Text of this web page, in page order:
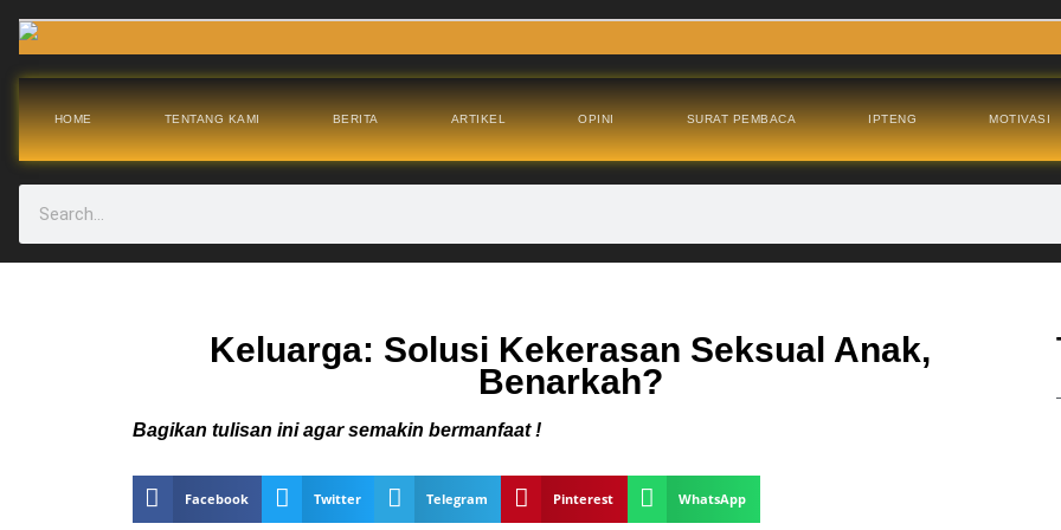
HOME TENTANG KAMI BERITA ARTIKEL OPINI SURAT PEMBACA IPTENG MOTIVASI
Keluarga: Solusi Kekerasan Seksual Anak,
Benarkah?
Bagikan tulisan ini agar semakin bermanfaat !
Facebook Twitter Telegram Pinterest WhatsApp